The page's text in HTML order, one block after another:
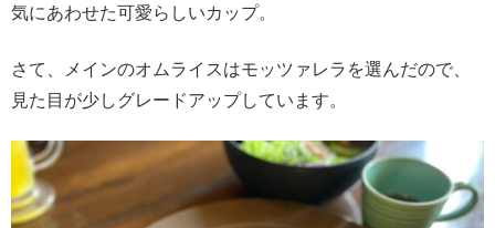
気にあわせた可愛らしいカップ。
さて、メインのオムライスはモッツァレラを選んだので、
見た目が少しグレードアップしています。